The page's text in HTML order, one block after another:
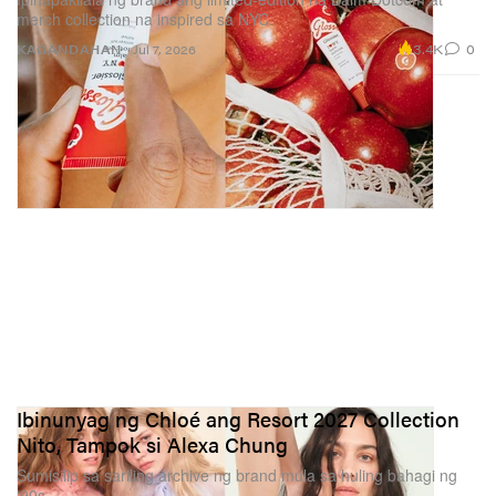
KAGANDAHAN
merch collection na inspired sa NYC.
Jul 7, 2026 3.4K 0
Ibinunyag ng Chloé ang Resort 2027 Collection
Nito, Tampok si Alexa Chung
Sumisilip sa sariling archive ng brand mula sa huling bahagi ng